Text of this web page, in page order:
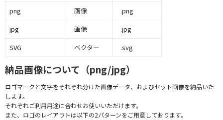
png
画像
.png
jpg
画像
.jpg
SVG
ベクター .svg
納品画像について（png/jpg）
ロゴマークと文字をそれぞれ分けた画像データ、およびセット画像を納品いた
します。
それぞれご利用用途に合わせお使いいただけます。
また、ロゴのレイアウトは以下の2パターンをご用意しております。